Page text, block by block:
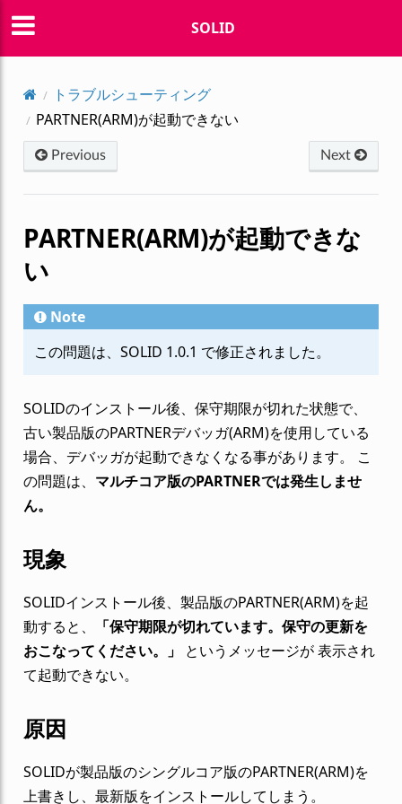
SOLID
トラブルシューティング
PARTNER(ARM)が起動できない
Previous Next
PARTNER(ARM)が起動できな
い
Note
この問題は、SOLID 1.0.1 で修正されました。
SOLIDのインストール後、保守期限が切れた状態で、
古い製品版のPARTNERデバッガ(ARM)を使用している
場合、デバッガが起動できなくなる事があります。 こ
の問題は、 マルチコア版のPARTNERでは発生しませ
ん。
現象
SOLIDインストール後、製品版のPARTNER(ARM)を起
動すると、
「保守期限が切れています。保守の更新を
おこなってください。」
というメッセージが 表示され
て起動できない。
原因
SOLIDが製品版のシングルコア版のPARTNER(ARM)を
上書きし、最新版をインストールしてしまう。